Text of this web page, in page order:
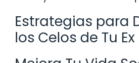
Estrategias para
los Celos de Tu Ex